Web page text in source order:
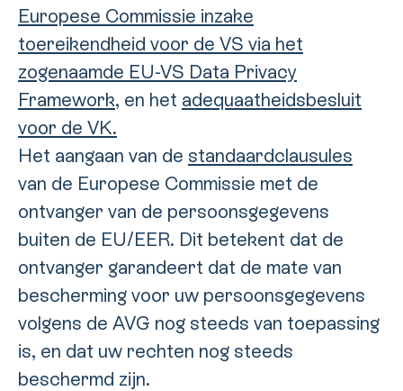
Europese Commissie inzake
toereikendheid voor de VS via het
zogenaamde EU-VS Data Privacy
Framework, en het adequaatheidsbesluit
voor de VK.
Het aangaan van de standaardclausules
van de Europese Commissie met de
ontvanger van de persoonsgegevens
buiten de EU/EER. Dit betekent dat de
ontvanger garandeert dat de mate van
bescherming voor uw persoonsgegevens
volgens de AVG nog steeds van toepassing
is, en dat uw rechten nog steeds
beschermd zijn.